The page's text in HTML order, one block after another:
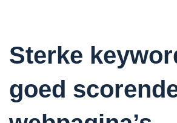
Sterke
goed